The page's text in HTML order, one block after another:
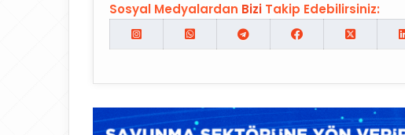
Sosyal Medyalardan Bizi Takip Edebilirsiniz: